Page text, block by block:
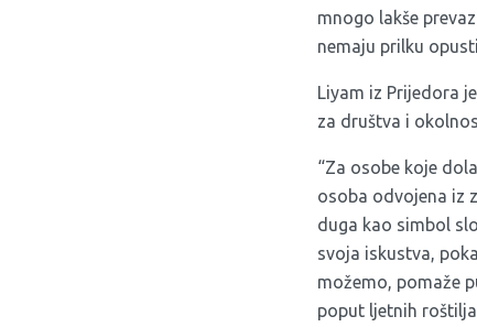
mnogo lakše
nemaju prilku
Liyam iz Prijedora
za društva i
“Za osobe koje
osoba odvojena iz
duga kao simbol
svoja iskustva,
možemo, pomaže
poput ljetnih